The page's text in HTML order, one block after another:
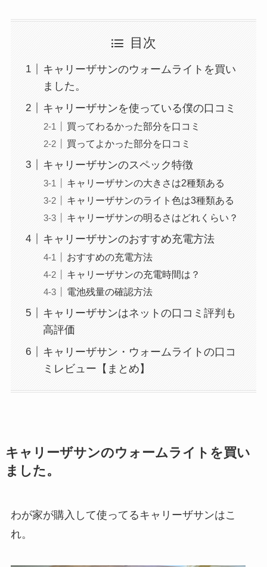
目次
キャリーザサンのウォームライトを買い
ました。
キャリーザサンを使っている僕の口コミ
買ってわるかった部分を口コミ
買ってよかった部分を口コミ
キャリーザサンのスペック特徴
キャリーザサンの大きさは2種類ある
キャリーザサンのライト色は3種類ある
キャリーザサンの明るさはどれくらい？
キャリーザサンのおすすめ充電方法
おすすめの充電方法
キャリーザサンの充電時間は？
電池残量の確認方法
キャリーザサンはネットの口コミ評判も
高評価
キャリーザサン・ウォームライトの口コ
ミレビュー【まとめ】
キャリーザサンのウォームライトを買い
ました。
わが家が購入して使ってるキャリーザサンはこ
れ。